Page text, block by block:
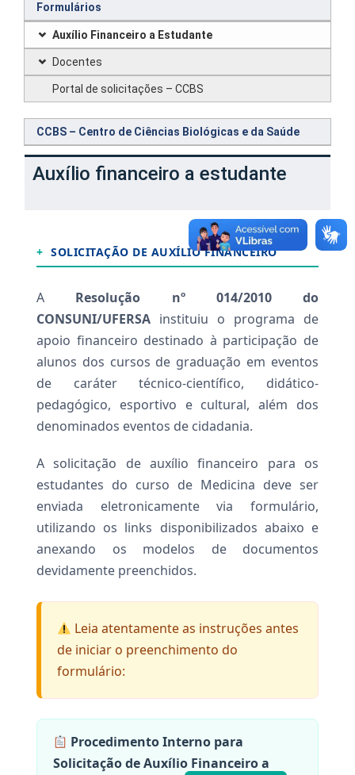
Formulários
Auxílio Financeiro a Estudante
Docentes
Portal de solicitações – CCBS
CCBS – Centro de Ciências Biológicas e da Saúde
Auxílio financeiro a estudante
+ SOLICITAÇÃO DE AUXÍLIO FINANCEIRO
A Resolução nº 014/2010 do
CONSUNI/UFERSA instituiu o programa de
apoio financeiro destinado à participação de
alunos dos cursos de graduação em eventos
de caráter técnico-científico, didático-
pedagógico, esportivo e cultural, além dos
denominados eventos de cidadania.
A solicitação de auxílio financeiro para os
estudantes do curso de Medicina deve ser
enviada eletronicamente via formulário,
utilizando os links disponibilizados abaixo e
anexando os modelos de documentos
devidamente preenchidos.
Leia atentamente as instruções antes
de iniciar o preenchimento do
formulário:
Procedimento Interno para
Solicitação de Auxílio Financeiro a